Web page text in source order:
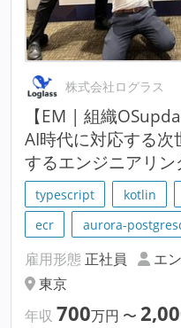
株式会社ログラス
【EM | 組織
AI時代に対応する次
するエンジニアリン
typescript kotlin
ecr
aurora-
雇用形態 正社員
エ
東京
年収 700万円 〜